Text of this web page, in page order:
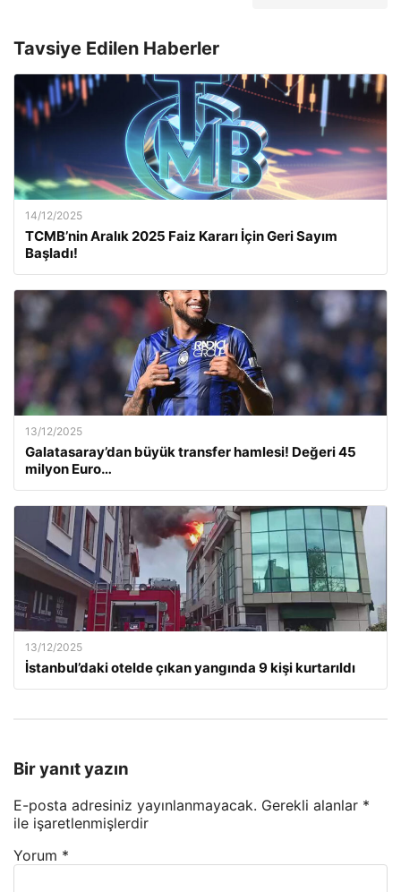
Tavsiye Edilen Haberler
14/12/2025
TCMB’nin Aralık 2025 Faiz Kararı İçin Geri Sayım
Başladı!
13/12/2025
Galatasaray’dan büyük transfer hamlesi! Değeri 45
milyon Euro…
13/12/2025
İstanbul’daki otelde çıkan yangında 9 kişi kurtarıldı
Bir yanıt yazın
E-posta adresiniz yayınlanmayacak. Gerekli alanlar *
ile işaretlenmişlerdir
Yorum *